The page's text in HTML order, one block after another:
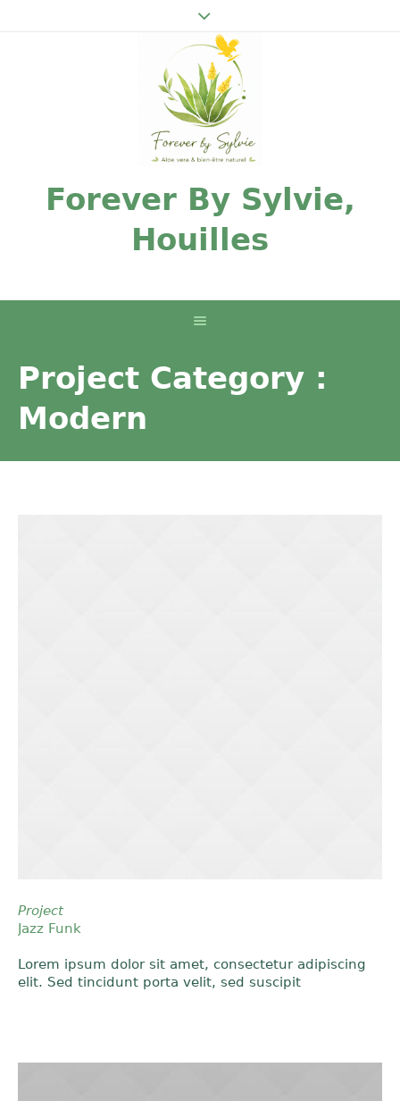
Forever By Sylvie,
Houilles
Project Category :
Modern
Project
Jazz Funk
Lorem ipsum dolor sit amet, consectetur adipiscing
elit. Sed tincidunt porta velit, sed suscipit